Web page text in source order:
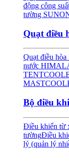
động công
tường
Quạt điều
Quạt điều
nước
Bộ điều
Điều khiển từ
tườngĐiều
lý (quản lý